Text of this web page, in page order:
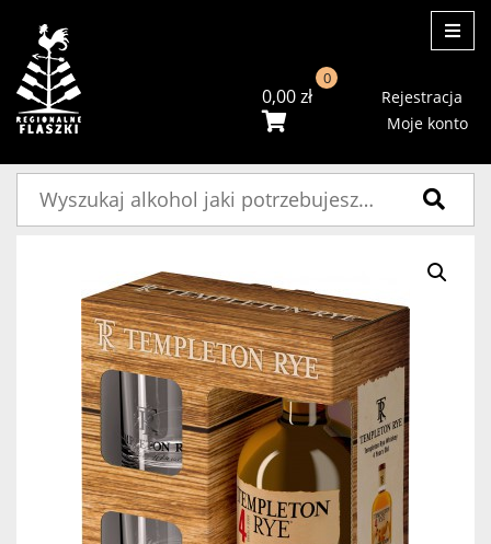
0,00zł
0
Rejestracja
Moje konto